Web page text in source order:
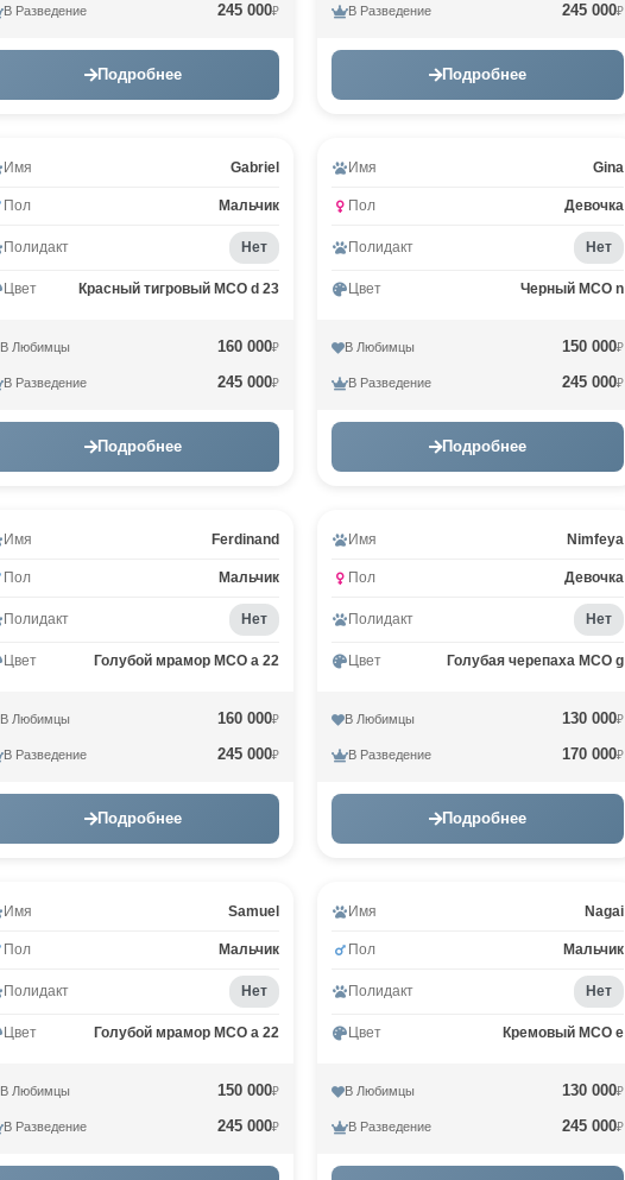
В Разведение 245 000₽
Подробнее
В Разведение 245 000₽
Подробнее
Имя Gabriel
Пол Мальчик
Полидакт Нет
Цвет Красный тигровый MCO d 23
В Любимцы 160 000₽
В Разведение 245 000₽
Подробнее
Имя Gina
Пол Девочка
Полидакт Нет
Цвет Черный MCO n
В Любимцы 150 000₽
В Разведение 245 000₽
Подробнее
Имя Ferdinand
Пол Мальчик
Полидакт Нет
Цвет Голубой мрамор MCO a 22
В Любимцы 160 000₽
В Разведение 245 000₽
Подробнее
Имя Nimfeya
Пол Девочка
Полидакт Нет
Цвет Голубая черепаха MCO g
В Любимцы 130 000₽
В Разведение 170 000₽
Подробнее
Имя Samuel
Пол Мальчик
Полидакт Нет
Цвет Голубой мрамор MCO a 22
В Любимцы 150 000₽
В Разведение 245 000₽
Имя Nagai
Пол Мальчик
Полидакт Нет
Цвет Кремовый MCO e
В Любимцы 130 000₽
В Разведение 245 000₽